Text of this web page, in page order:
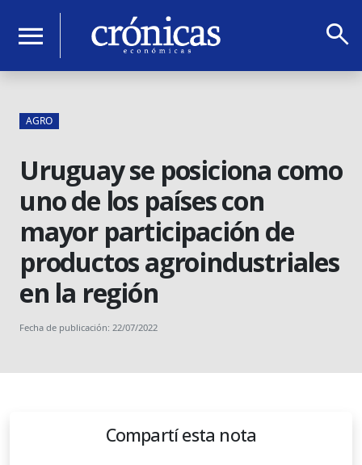
menu search
AGRO
Uruguay se posiciona como
uno de los países con
mayor participación de
productos agroindustriales
en la región
Fecha de publicación: 22/07/2022
Compartí esta nota